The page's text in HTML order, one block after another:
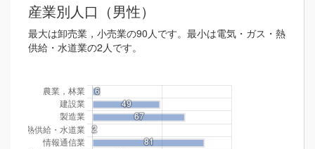
産業別人口（男性）
最大は卸売業，小売業の90人です。最小は電気・ガス・熱
供給・水道業の2人です。